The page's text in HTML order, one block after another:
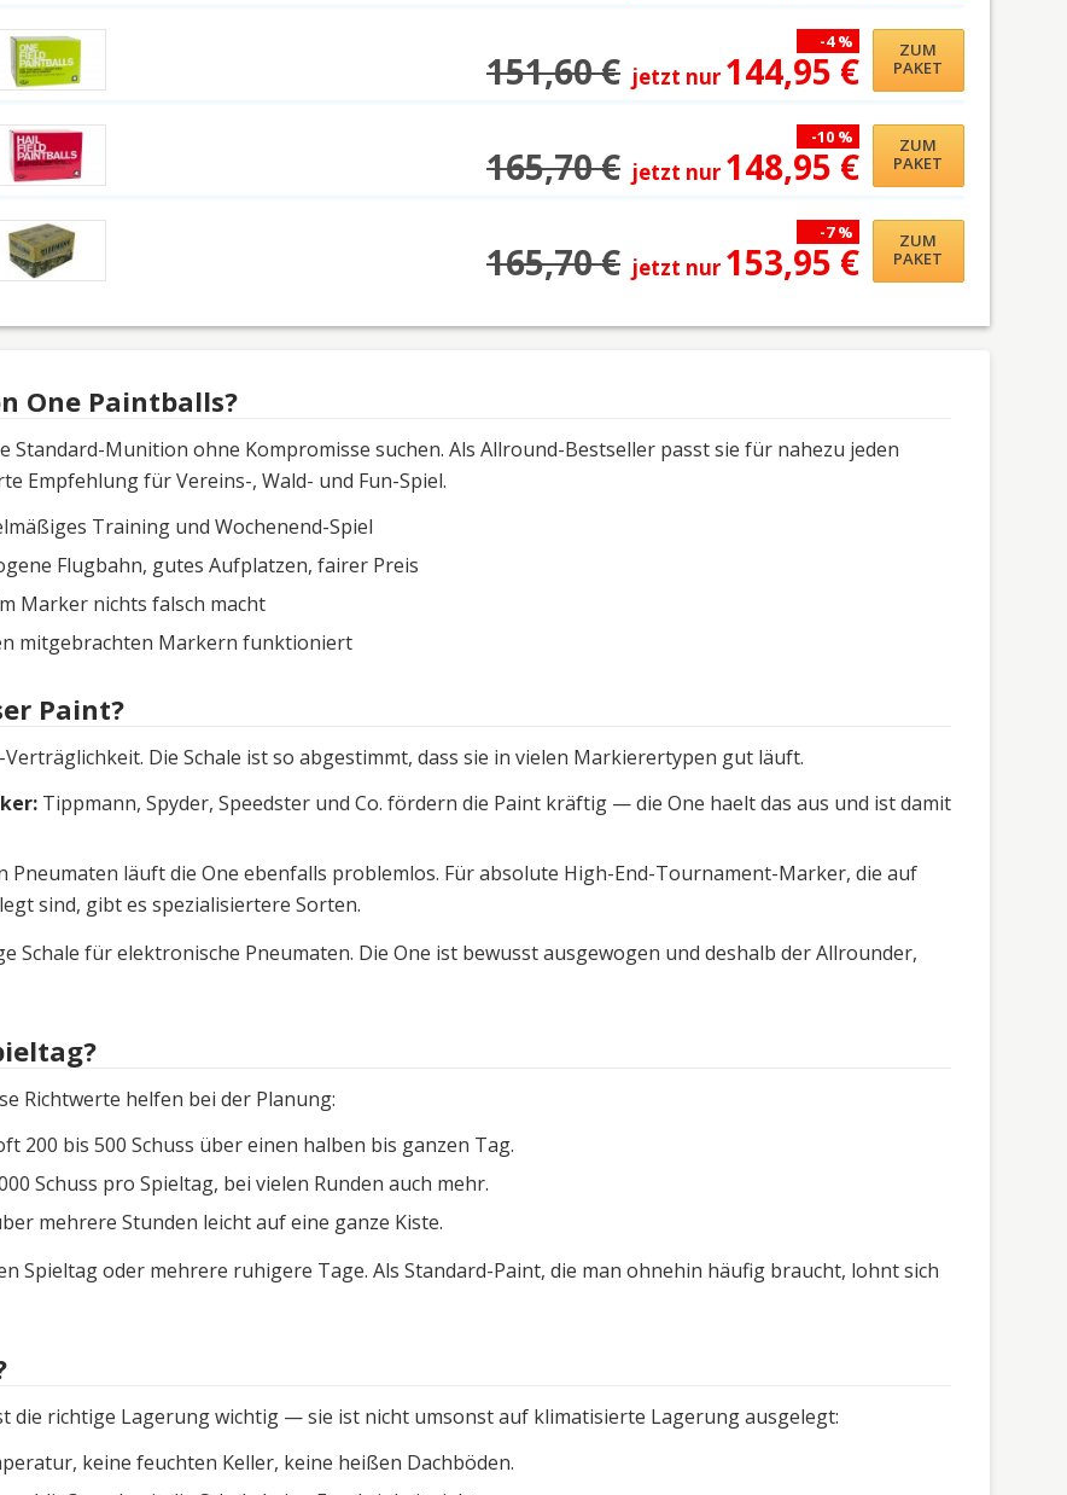
-4 %
151,60 € jetzt nur 144,95 €
ZUM
PAKET
-10 %
165,70 € jetzt nur 148,95 €
ZUM
PAKET
-7 %
165,70 € jetzt nur 153,95 €
ZUM
PAKET
One Paintballs?
Standard-Munition ohne Kompromisse suchen. Als Allround-Bestseller passt sie für nahezu jeden
Empfehlung für Vereins-, Wald- und Fun-Spiel.
Training und Wochenend-Spiel
Flugbahn, gutes Aufplatzen, fairer Preis
Marker nichts falsch macht
mitgebrachten Markern funktioniert
Paint?
Die Schale ist so abgestimmt, dass sie in vielen Markierertypen gut läuft.
Tippmann, Spyder, Speedster und Co. fördern die Paint kräftig — die One haelt das aus und ist damit
Pneumaten läuft die One ebenfalls problemlos. Für absolute High-End-Tournament-Marker, die auf
sind, gibt es spezialisiertere Sorten.
Schale für elektronische Pneumaten. Die One ist bewusst ausgewogen und deshalb der Allrounder,
Richtwerte helfen bei der Planung:
200 bis 500 Schuss über einen halben bis ganzen Tag.
Schuss pro Spieltag, bei vielen Runden auch mehr.
mehrere Stunden leicht auf eine ganze Kiste.
Spieltag oder mehrere ruhigere Tage. Als Standard-Paint, die man ohnehin häufig braucht, lohnt sich
die richtige Lagerung wichtig — sie ist nicht umsonst auf klimatisierte Lagerung ausgelegt:
keine feuchten Keller, keine heißen Dachböden.